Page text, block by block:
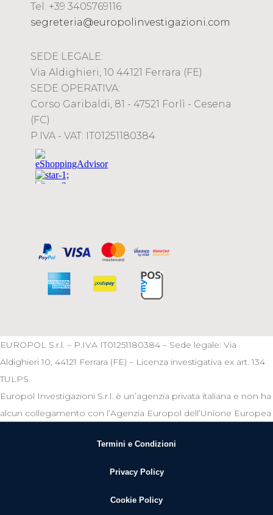
Tel. +39 3405769116
segreteria@europolinvestigazioni.com
SEDE LEGALE:
Via Aldighieri, 10 44121 Ferrara (FE)
SEDE OPERATIVA:
Corso Garibaldi, 81 - 47521 Forlì - Cesena
(FC)
P.IVA - VAT: IT01251180384
EUROPOL S.r.l. – P.IVA IT01251180384 – Sede legale: Via
Aldighieri 10, 44121 Ferrara (FE) – Licenza investigativa ex art. 134
TULPS.
Europol Investigazioni S.r.l. è un’agenzia privata italiana e non ha
alcun collegamento con l’Agenzia Europol dell’Unione Europea
Termini e Condizioni
Privacy Policy
Cookie Policy